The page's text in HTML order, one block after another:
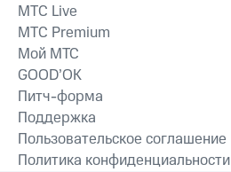
MTС Live
MTС Premium
Мой МТС
GOOD’OK
Питч-форма
Поддержка
Пользовательское соглашение
Политика конфиденциальности